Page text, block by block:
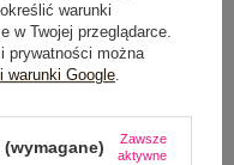
warunki
w Twojej przeglądarce.
prywatności można
warunki Google.
Zawsze
aktywne